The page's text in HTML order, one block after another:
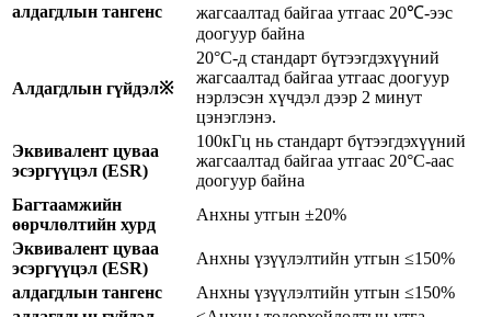
алдагдлын тангенс
жагсаалтад байгаа утгаас 20℃-ээс
доогуур байна
Алдагдлын гүйдэл※
20°C-д стандарт бүтээгдэхүүний
жагсаалтад байгаа утгаас доогуур
нэрлэсэн хүчдэл дээр 2 минут
цэнэглэнэ.
Эквивалент цуваа
эсэргүүцэл (ESR)
100кГц нь стандарт бүтээгдэхүүний
жагсаалтад байгаа утгаас 20°C-аас
доогуур байна
Багтаамжийн
өөрчлөлтийн хурд
Анхны утгын ±20%
Эквивалент цуваа
эсэргүүцэл (ESR)
Анхны үзүүлэлтийн утгын ≤150%
алдагдлын тангенс
Анхны үзүүлэлтийн утгын ≤150%